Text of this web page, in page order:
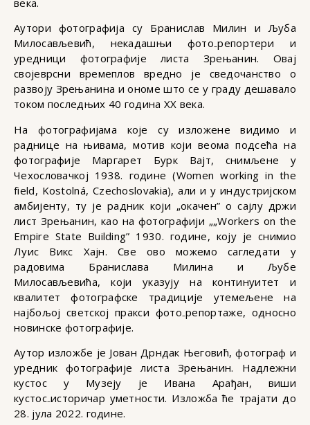
Аутори фотографија су Бранислав Милин и Љуба
Милосављевић, некадашњи фото₋репортери и
уредници фотографије листа Зрењанин. Овај
својеврсни времеплов вредно је сведочанство о
развоју Зрењанина и ономе што се у граду дешавало
током последњих 40 година XX века.
На фотографијама које су изложене видимо и
раднице на њивама, мотив који веома подсећа на
фотографије Маргарет Бурк Вајт, снимљене у
Чехословачкој 1938. године (Women working in the
field, Kostolná, Czechoslovakia), али и у индустријском
амбијенту, ту је радник који „окачен” о сајлу држи
лист Зрењанин, као на фотографији „„Workers on the
Empire State Building” 1930. године, коју је снимио
Луис Викс Хајн. Све ово можемо сагледати у
радовима Бранислава Милина и Љубе
Милосављевића, који указују на континуитет и
квалитет фотографске традиције утемељене на
најбољој светској пракси фото₋репортаже, односно
новинске фотографије.
Аутор изложбе је Јован Дрндак Његовић, фотограф и
уредник фотографије листа Зрењанин. Надлежни
кустос у Музеју је Ивана Арађан, виши
кустос₋историчар уметности. Изложба ће трајати до
28. јула 2022. године.